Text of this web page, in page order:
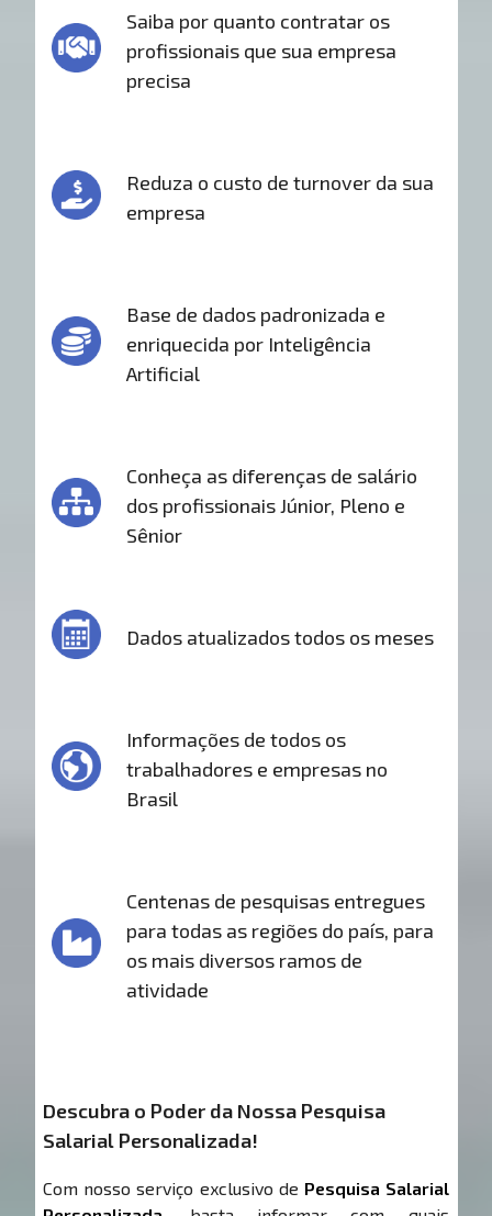
Saiba por quanto contratar os
profissionais que sua empresa
precisa
Reduza o custo de turnover da sua
empresa
Base de dados padronizada e
enriquecida por Inteligência
Artificial
Conheça as diferenças de salário
dos profissionais Júnior, Pleno e
Sênior
Dados atualizados todos os meses
Informações de todos os
trabalhadores e empresas no
Brasil
Centenas de pesquisas entregues
para todas as regiões do país, para
os mais diversos ramos de
atividade
Descubra o Poder da Nossa Pesquisa
Salarial Personalizada!
Com nosso serviço exclusivo de Pesquisa Salarial